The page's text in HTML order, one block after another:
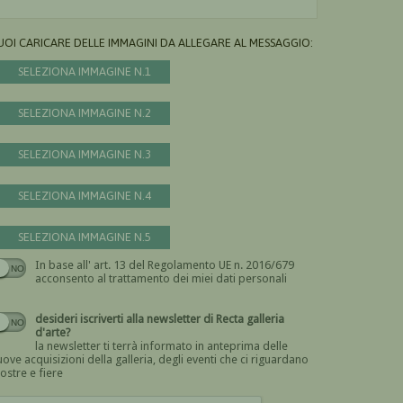
CARICARE DELLE IMMAGINI DA ALLEGARE AL MESSAGGIO:
SELEZIONA IMMAGINE N.1
SELEZIONA IMMAGINE N.2
SELEZIONA IMMAGINE N.3
SELEZIONA IMMAGINE N.4
SELEZIONA IMMAGINE N.5
In base all' art. 13 del Regolamento UE n. 2016/679
acconsento al trattamento dei miei dati personali
Devi dare il consenso
desideri iscriverti alla newsletter di Recta galleria
d'arte?
la newsletter ti terrà informato in anteprima delle
acquisizioni della galleria, degli eventi che ci riguardano
e fiere